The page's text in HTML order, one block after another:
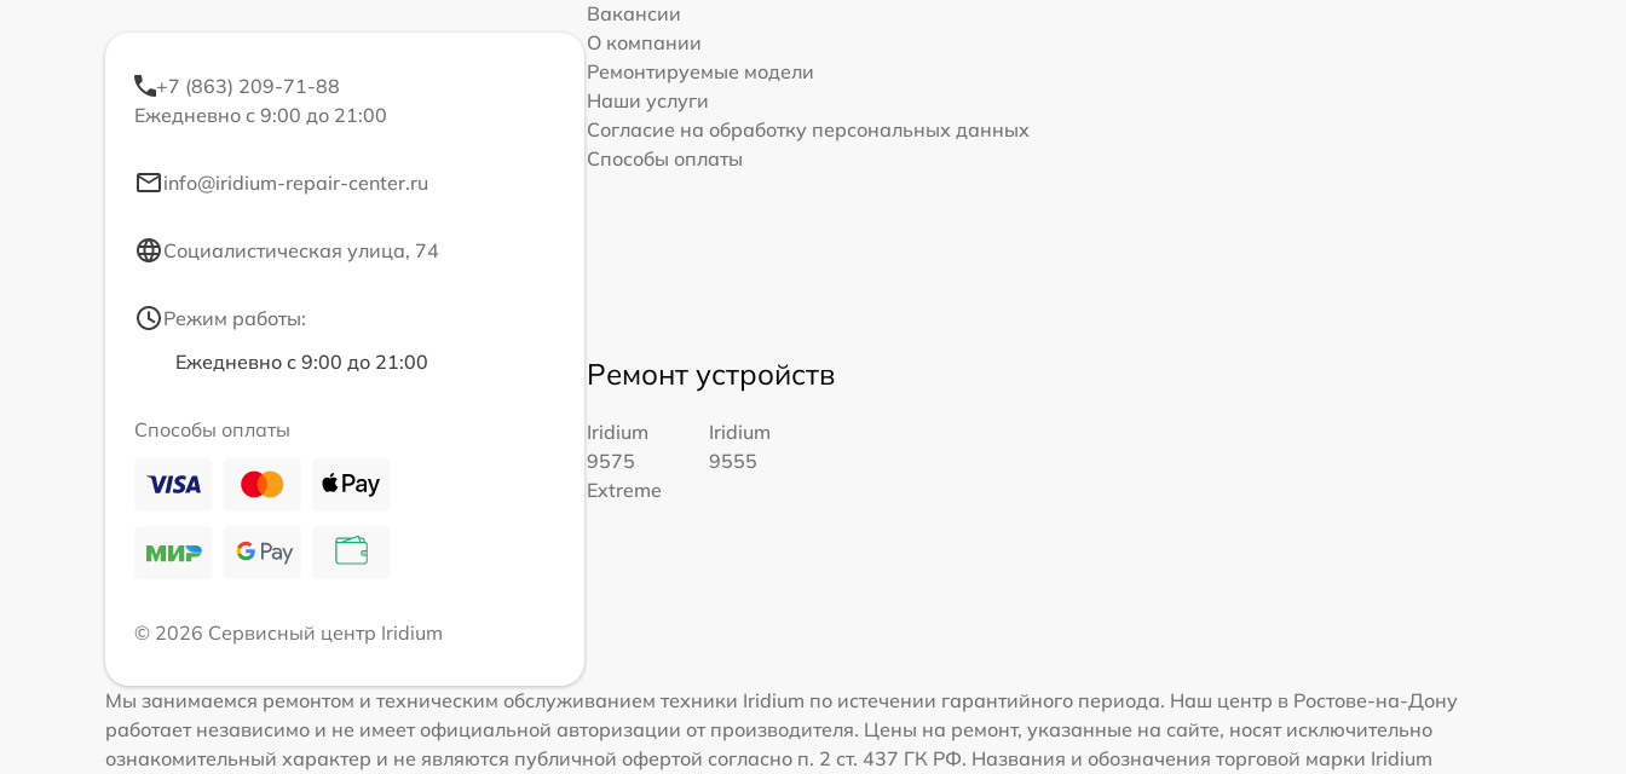
+7 (863) 209-71-88
Ежедневно с 9:00 до 21:00
info@iridium-repair-center.ru
Социалистическая улица, 74
Режим работы:
Ежедневно с 9:00 до 21:00
Способы оплаты
© 2026 Сервисный центр Iridium
Вакансии
О компании
Ремонтируемые модели
Наши услуги
Согласие на обработку персональных данных
Способы оплаты
Ремонт устройств
Iridium
9575
Extreme
Iridium
9555
Мы занимаемся ремонтом и техническим обслуживанием техники Iridium по истечении гарантийного периода. Наш центр в Ростове-на-Дону
работает независимо и не имеет официальной авторизации от производителя. Цены на ремонт, указанные на сайте, носят исключительно
ознакомительный характер и не являются публичной офертой согласно п. 2 ст. 437 ГК РФ. Названия и обозначения торговой марки Iridium